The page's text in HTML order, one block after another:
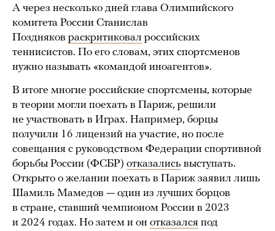
А через несколько дней глава Олимпийского
комитета России Станислав
Поздняков раскритиковал российских
теннисистов. По его словам, этих спортсменов
нужно называть «командой иноагентов».
В итоге многие российские спортсмены, которые
в теории могли поехать в Париж, решили
не участвовать в Играх. Например, борцы
получили 16 лицензий на участие, но после
совещания с руководством Федерации спортивной
борьбы России (ФСБР) отказались выступать.
Открыто о желании поехать в Париж заявил лишь
Шамиль Мамедов — один из лучших борцов
в стране, ставший чемпионом России в 2023
и 2024 годах. Но затем и он отказался под